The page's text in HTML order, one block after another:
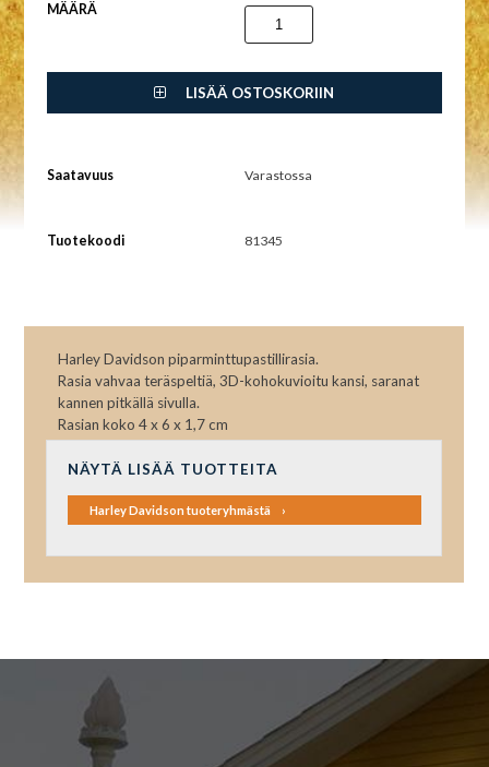
MÄÄRÄ
LISÄÄ OSTOSKORIIN
Saatavuus Varastossa
Tuotekoodi 81345
Harley Davidson piparminttupastillirasia.
Rasia vahvaa teräspeltiä, 3D-kohokuvioitu kansi, saranat
kannen pitkällä sivulla.
Rasian koko 4 x 6 x 1,7 cm
NÄYTÄ LISÄÄ TUOTTEITA
Harley Davidson tuoteryhmästä